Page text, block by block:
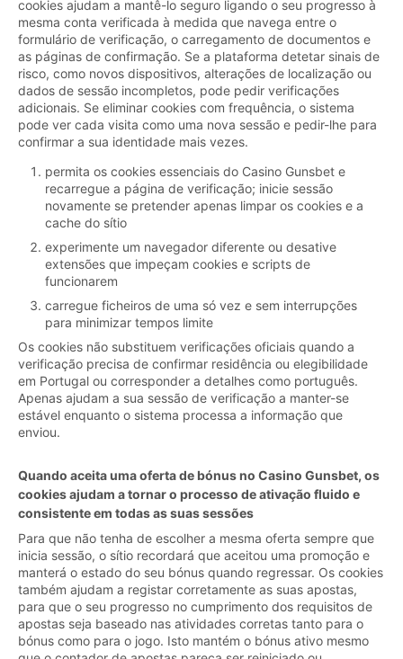
cookies ajudam a mantê-lo seguro ligando o seu progresso à
mesma conta verificada à medida que navega entre o
formulário de verificação, o carregamento de documentos e
as páginas de confirmação. Se a plataforma detetar sinais de
risco, como novos dispositivos, alterações de localização ou
dados de sessão incompletos, pode pedir verificações
adicionais. Se eliminar cookies com frequência, o sistema
pode ver cada visita como uma nova sessão e pedir-lhe para
confirmar a sua identidade mais vezes.
permita os cookies essenciais do Casino Gunsbet e
recarregue a página de verificação; inicie sessão
novamente se pretender apenas limpar os cookies e a
cache do sítio
experimente um navegador diferente ou desative
extensões que impeçam cookies e scripts de
funcionarem
carregue ficheiros de uma só vez e sem interrupções
para minimizar tempos limite
Os cookies não substituem verificações oficiais quando a
verificação precisa de confirmar residência ou elegibilidade
em Portugal ou corresponder a detalhes como português.
Apenas ajudam a sua sessão de verificação a manter-se
estável enquanto o sistema processa a informação que
enviou.
Quando aceita uma oferta de bónus no Casino Gunsbet, os
cookies ajudam a tornar o processo de ativação fluido e
consistente em todas as suas sessões
Para que não tenha de escolher a mesma oferta sempre que
inicia sessão, o sítio recordará que aceitou uma promoção e
manterá o estado do seu bónus quando regressar. Os cookies
também ajudam a registar corretamente as suas apostas,
para que o seu progresso no cumprimento dos requisitos de
apostas seja baseado nas atividades corretas tanto para o
bónus como para o jogo. Isto mantém o bónus ativo mesmo